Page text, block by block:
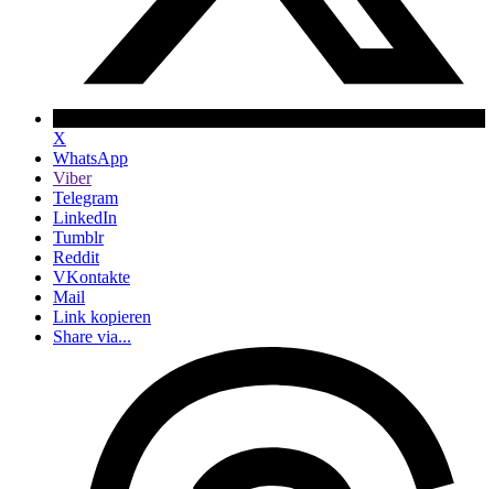
X
WhatsApp
Viber
Telegram
LinkedIn
Tumblr
Reddit
VKontakte
Mail
Link kopieren
Share via...